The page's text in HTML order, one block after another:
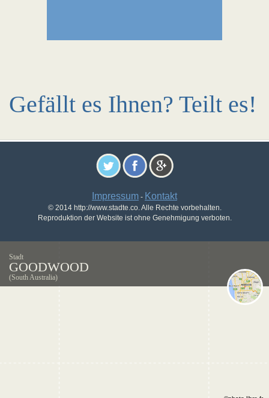
Gefällt es Ihnen? Teilt es!
Impressum - Kontakt
© 2014 http://www.stadte.co. Alle Rechte vorbehalten.
Reproduktion der Website ist ohne Genehmigung verboten.
Stadt
GOODWOOD
(South Australia)